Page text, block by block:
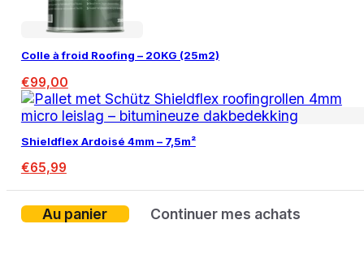
Colle à froid Roofing – 20KG (25m2)
€99,00
Shieldflex Ardoisé 4mm – 7,5m²
€65,99
Au panier Continuer mes achats